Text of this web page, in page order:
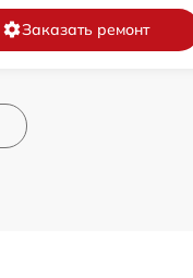
Заказать ремонт